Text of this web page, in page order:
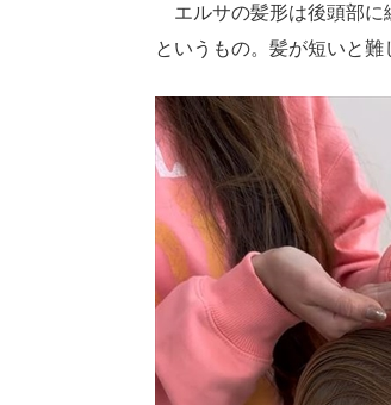
エルサの髪形は後頭部に
というもの。髪が短いと